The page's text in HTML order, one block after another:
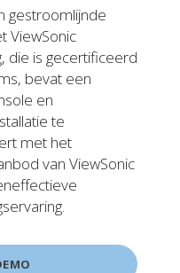
gestroomlijnde
ViewSonic
die is gecertificeerd
bevat een
en
te
met het
van ViewSonic